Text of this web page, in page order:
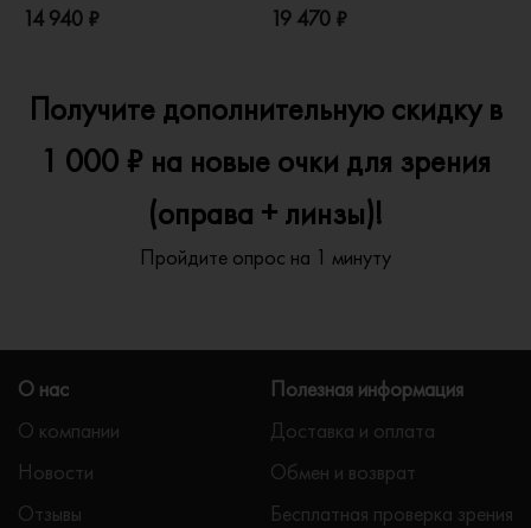
14 940 ₽ 19 470 ₽
Получите дополнительную скидку в
1 000 ₽ на новые очки для зрения
(оправа + линзы)!
Пройдите опрос на 1 минуту
О нас
О компании
Новости
Отзывы
Полезная информация
Доставка и оплата
Обмен и возврат
Бесплатная проверка зрения